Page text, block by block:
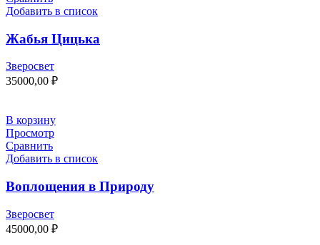
Добавить в список
Жабья Цицька
Зверосвет
35000,00 ₽
В корзину
Просмотр
Сравнить
Добавить в список
Воплощения в Природу
Зверосвет
45000,00 ₽